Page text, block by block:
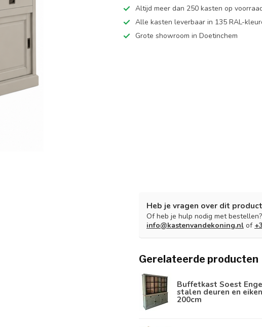
Altijd meer dan 250 kasten op
Alle kasten leverbaar in 135 RAL-
Grote showroom in Doetinchem
Heb je vragen over dit
Of heb je hulp nodig met
info@kastenvandekoning.nl of
Gerelateerde producten
Buffetkast Soest
stalen deuren en
200cm